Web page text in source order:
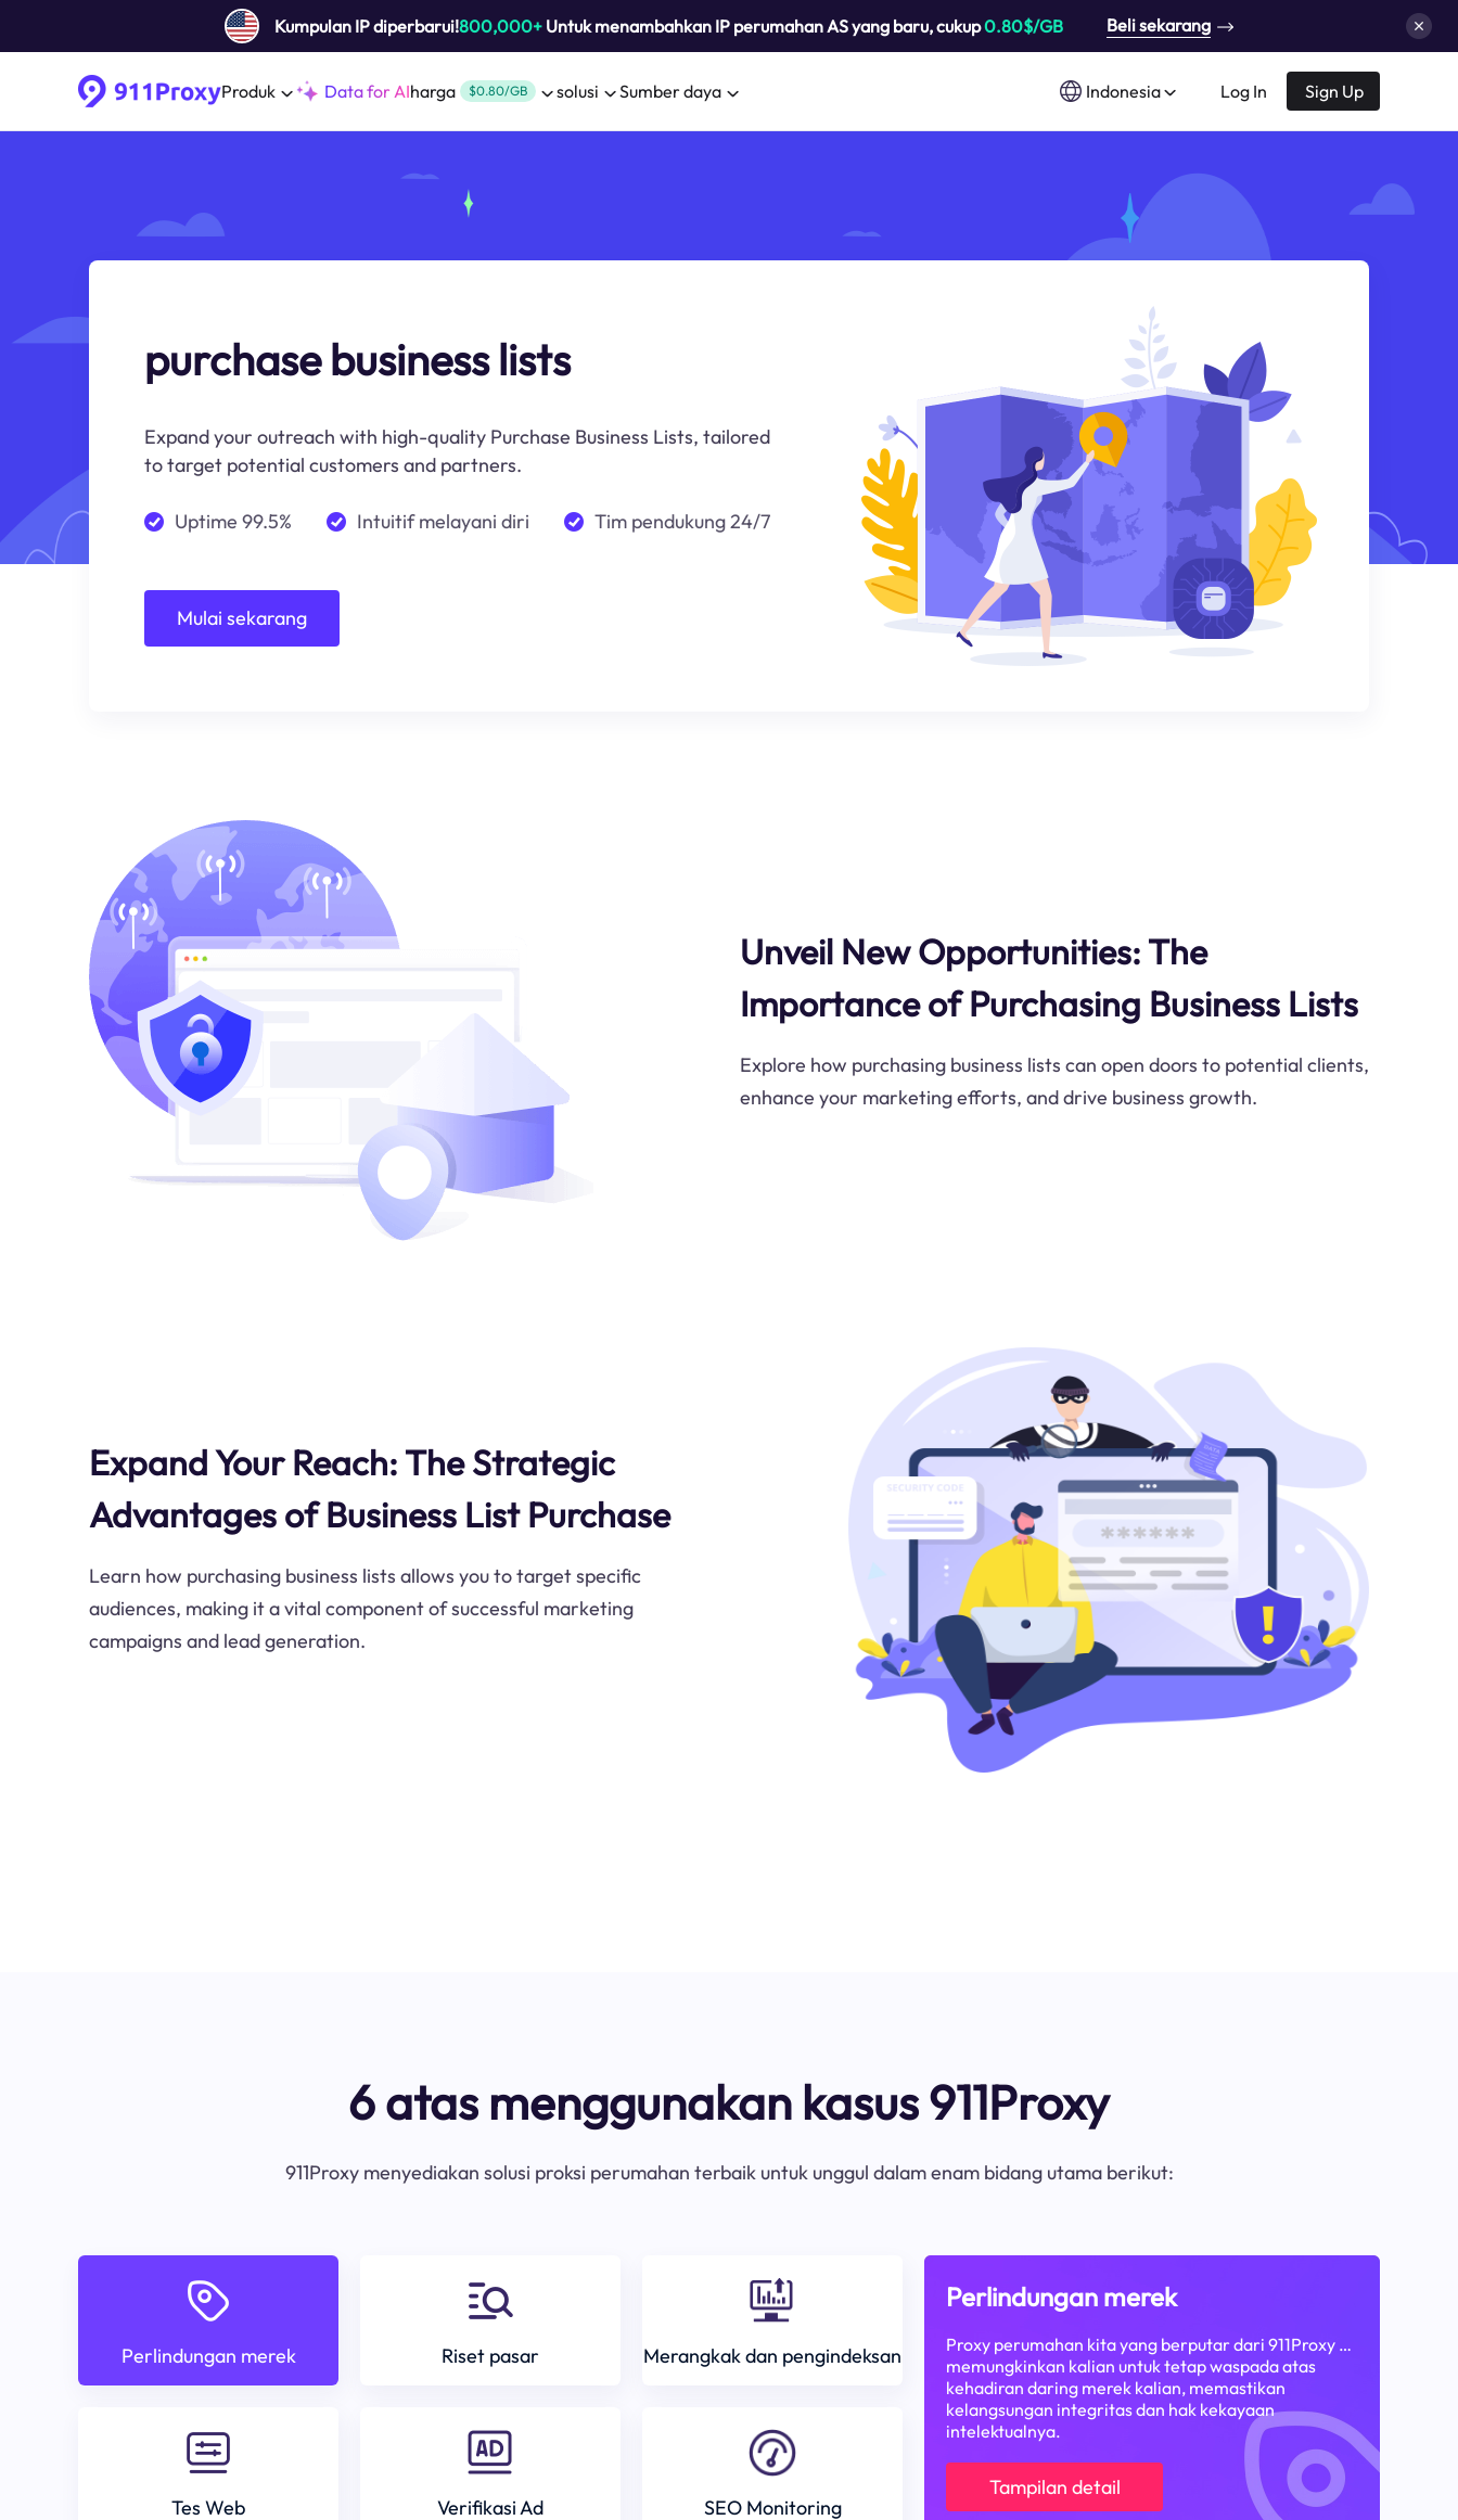
Kumpulan IP diperbarui!800,000+Untuk menambahkan IP perumahan AS yang baru, cukup0.80$/GB Beli sekarang
Produk Data for AIharga $0.80/GB solusi Sumber daya Indonesia Log In Sign Up
purchase business lists
Expand your outreach with high-quality Purchase Business Lists, tailored
to target potential customers and partners.
Uptime 99.5% Intuitif melayani diri Tim pendukung 24/7
Mulai sekarang
Unveil New Opportunities: The
Importance of Purchasing Business Lists
Explore how purchasing business lists can open doors to potential clients,
enhance your marketing efforts, and drive business growth.
Expand Your Reach: The Strategic
Advantages of Business List Purchase
Learn how purchasing business lists allows you to target specific
audiences, making it a vital component of successful marketing
campaigns and lead generation.
6 atas menggunakan kasus 911Proxy
911Proxy menyediakan solusi proksi perumahan terbaik untuk unggul dalam enam bidang utama berikut:
Perlindungan merek Riset pasar Merangkak dan pengindeksan
Tes Web Verifikasi Ad SEO Monitoring
Perlindungan merek
Proxy perumahan kita yang berputar dari 911Proxy …
memungkinkan kalian untuk tetap waspada atas
kehadiran daring merek kalian, memastikan
kelangsungan integritas dan hak kekayaan
intelektualnya.
Tampilan detail